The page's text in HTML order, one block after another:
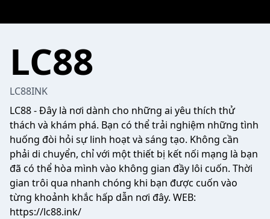
LC88
LC88INK
LC88- Đây là nơi dành cho những ai yêu thích thử
thách và khám phá. Bạn có thể trải nghiệm những tình
huống đòi hỏi sự linh hoạt và sáng tạo. Không cần
phải di chuyển, chỉ với một thiết bị kết nối mạng là bạn
đã có thể hòa mình vào không gian đầy lôi cuốn. Thời
gian trôi qua nhanh chóng khi bạn được cuốn vào
từng khoảnh khắc hấp dẫn nơi đây. WEB:
https://lc88.ink/